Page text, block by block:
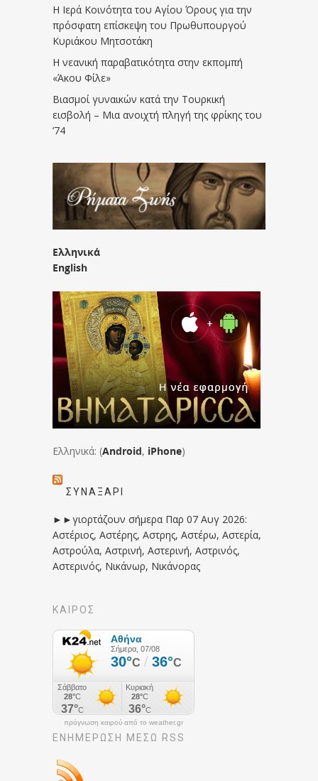
Η Ιερά Κοινότητα του Αγίου Όρους για την
πρόσφατη επίσκεψη του Πρωθυπουργού
Κυριάκου Μητσοτάκη
Η νεανική παραβατικότητα στην εκπομπή
«Άκου Φίλε»
Βιασμοί γυναικών κατά την Τουρκική
εισβολή – Μια ανοιχτή πληγή της φρίκης του
’74
Ελληνικά
English
Ελληνικά: (Android, iPhone)
ΣΥΝΑΞΆΡΙ
►►γιορτάζουν σήμερα Παρ 07 Αυγ 2026:
Αστέριος, Αστέρης, Αστρης, Αστέρω, Αστερία,
Αστρούλα, Αστρινή, Αστερινή, Αστρινός,
Αστερινός, Νικάνωρ, Νικάνορας
ΚΑΙΡΟΣ
πρόγνωση καιρού από το weather.gr
ΕΝΗΜΈΡΩΣΉ ΜΕΣΩ RSS